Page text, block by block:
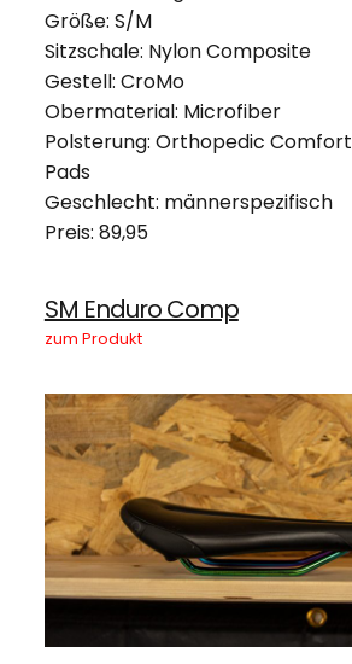
Größe: S/M
Sitzschale: Nylon Composite
Gestell: CroMo
Obermaterial: Microfiber
Polsterung: Orthopedic
Pads
Geschlecht: männerspezifisch
Preis: 89,95
SM Enduro Comp
zum Produkt